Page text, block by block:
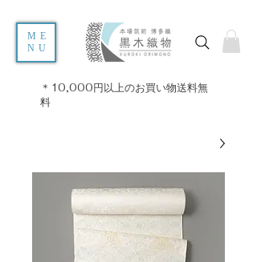
ME
NU
＊10,000円以上のお買い物送料無
料